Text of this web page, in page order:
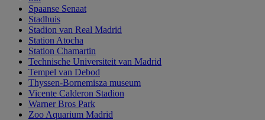
Spaanse Senaat
Stadhuis
Stadion van Real Madrid
Station Atocha
Station Chamartin
Technische Universiteit van Madrid
Tempel van Debod
Thyssen-Bornemisza museum
Vicente Calderon Stadion
Warner Bros Park
Zoo Aquarium Madrid